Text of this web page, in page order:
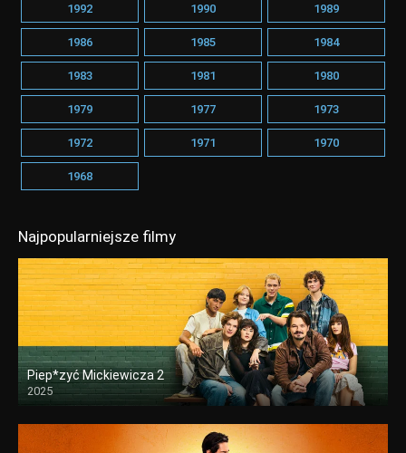
1992 1990 1989
1986 1985 1984
1983 1981 1980
1979 1977 1973
1972 1971 1970
1968
Najpopularniejsze filmy
Piep*zyć Mickiewicza 2
2025